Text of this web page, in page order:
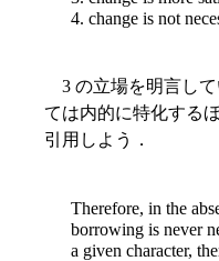
4. change is not
3 の立場を明言して
ては内的に特化する
引用しよう．
Therefore, in the
borrowing is never
a given character,